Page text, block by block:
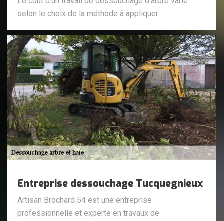
selon le choix de la méthode à appliquer.
Entreprise dessouchage Tucquegnieux
Artisan Brochard 54 est une entreprise
professionnelle et experte en travaux de